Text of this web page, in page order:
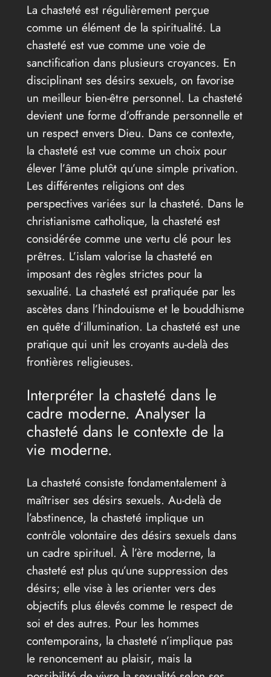
La chasteté est régulièrement perçue
comme un élément de la spiritualité. La
chasteté est vue comme une voie de
sanctification dans plusieurs croyances. En
disciplinant ses désirs sexuels, on favorise
un meilleur bien-être personnel. La chasteté
devient une forme d’offrande personnelle et
un respect envers Dieu. Dans ce contexte,
la chasteté est vue comme un choix pour
élever l’âme plutôt qu’une simple privation.
Les différentes religions ont des
perspectives variées sur la chasteté. Dans le
christianisme catholique, la chasteté est
considérée comme une vertu clé pour les
prêtres. L’islam valorise la chasteté en
imposant des règles strictes pour la
sexualité. La chasteté est pratiquée par les
ascètes dans l’hindouisme et le bouddhisme
en quête d’illumination. La chasteté est une
pratique qui unit les croyants au-delà des
frontières religieuses.
Interpréter la chasteté dans le
cadre moderne. Analyser la
chasteté dans le contexte de la
vie moderne.
La chasteté consiste fondamentalement à
maîtriser ses désirs sexuels. Au-delà de
l’abstinence, la chasteté implique un
contrôle volontaire des désirs sexuels dans
un cadre spirituel. À l’ère moderne, la
chasteté est plus qu’une suppression des
désirs; elle vise à les orienter vers des
objectifs plus élevés comme le respect de
soi et des autres. Pour les hommes
contemporains, la chasteté n’implique pas
le renoncement au plaisir, mais la